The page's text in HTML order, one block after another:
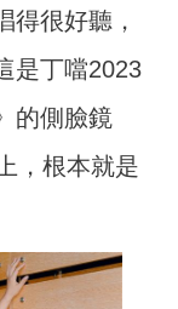
得很好聽，
是丁噹2023
的側臉鏡
，根本就是